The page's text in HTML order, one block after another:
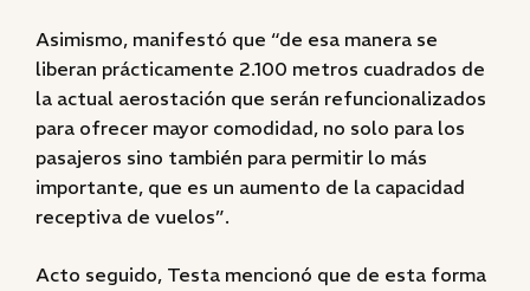
Asimismo, manifestó que “de esa manera se
liberan prácticamente 2.100 metros cuadrados de
la actual aerostación que serán refuncionalizados
para ofrecer mayor comodidad, no solo para los
pasajeros sino también para permitir lo más
importante, que es un aumento de la capacidad
receptiva de vuelos”.
Acto seguido, Testa mencionó que de esta forma